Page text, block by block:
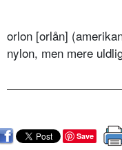
orlon [orlån]
nylon, men mere
Save